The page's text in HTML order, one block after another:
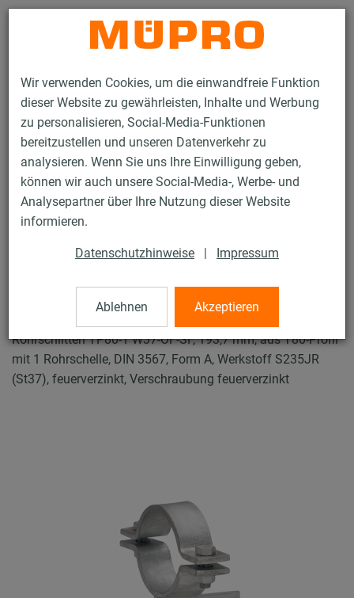
Wir verwenden Cookies, um die einwandfreie Funktion
dieser Website zu gewährleisten, Inhalte und Werbung
zu personalisieren, Social-Media-Funktionen
bereitzustellen und unseren Datenverkehr zu
analysieren. Wenn Sie uns Ihre Einwilligung geben,
können wir auch unsere Social-Media-, Werbe- und
Analysepartner über Ihre Nutzung dieser Website
informieren.
Datenschutzhinweise | Impressum
Ablehnen Akzeptieren
Kontakt
Produkte Befestigungstechnik
Feuerverzinkte Produkte
Feuerverzinkte Produkte für Rohrschlitten und Zubehör
Rohrschlitten Typ TP-1
Rohrschlitten Typ TP-1
Rohrschlitten TP80-1 W37-OF-SF, 193,7 mm, aus T80-Profil
mit 1 Rohrschelle, DIN 3567, Form A, Werkstoff S235JR
(St37), feuerverzinkt, Verschraubung feuerverzinkt